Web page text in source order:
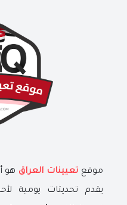
موقع تعيينات العراق هو
يقدم تحديثات يومية